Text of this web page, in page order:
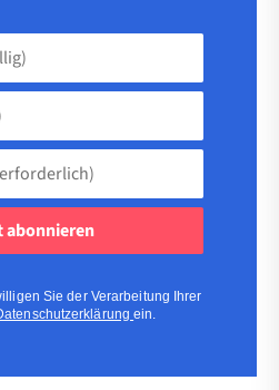
Sie der Verarbeitung Ihrer
ein.